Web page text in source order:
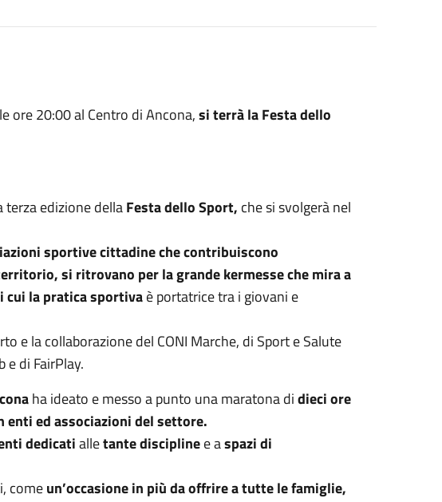
ore 20:00 al Centro di Ancona,si terrà la Festa dello
terza edizione dellaFesta dello Sport, che si svolgerà nel
sportive cittadine che contribuiscono
si ritrovano per la grande kermesse che mira a
cui la pratica sportivaè portatrice tra i giovani e
e la collaborazione del CONI Marche, di Sport e Salute
e di FairPlay.
ha ideato e messo a punto una maratona didieci ore
enti ed associazioni del settore.
dedicatialletante disciplinee aspazi di
comeun’occasione in più da offrire a tutte le famiglie,